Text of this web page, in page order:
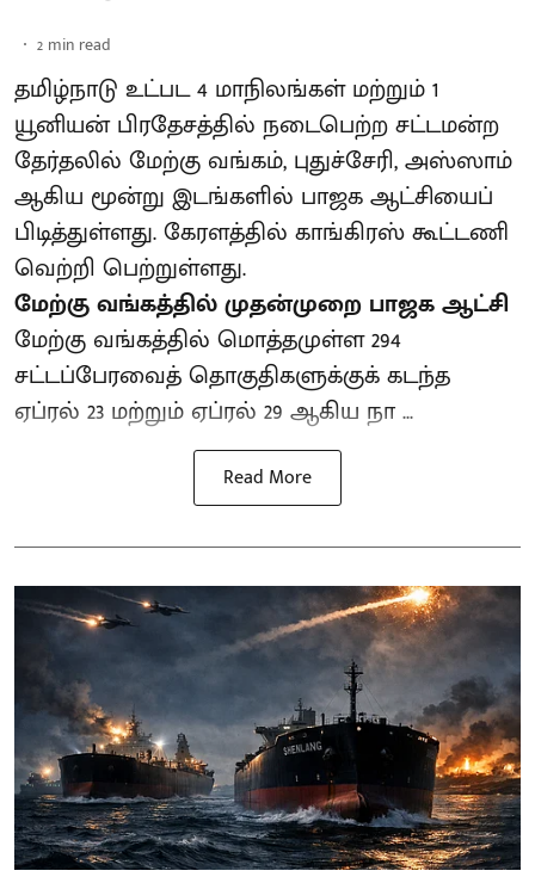
2 min read
தமிழ்நாடு உட்பட 4 மாநிலங்கள் மற்றும் 1
யூனியன் பிரதேசத்தில் நடைபெற்ற சட்டமன்ற
தேர்தலில் மேற்கு வங்கம், புதுச்சேரி, அஸ்ஸாம்
ஆகிய மூன்று இடங்களில் பாஜக ஆட்சியைப்
பிடித்துள்ளது. கேரளத்தில் காங்கிரஸ் கூட்டணி
வெற்றி பெற்றுள்ளது.
மேற்கு வங்கத்தில் முதன்முறை பாஜக ஆட்சி
மேற்கு வங்கத்தில் மொத்தமுள்ள 294
சட்டப்பேரவைத் தொகுதிகளுக்குக் கடந்த
ஏப்ரல் 23 மற்றும் ஏப்ரல் 29 ஆகிய நா ...
Read More